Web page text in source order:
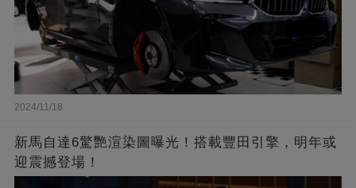
2024/11/18
新馬自達6驚艷渲染圖曝光！搭載豐田引擎，明年或
迎震撼登場！